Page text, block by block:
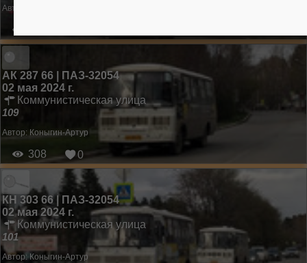
Автор:
АК 287 66 | ПАЗ-32054
02 мая 2024 г.
Коммунистическая улица
109
Автор: Коныгин-Артур
308 0
КН 303 66 | ПАЗ-32054
02 мая 2024 г.
Коммунистическая улица
101
Автор:Коныгин-Артур